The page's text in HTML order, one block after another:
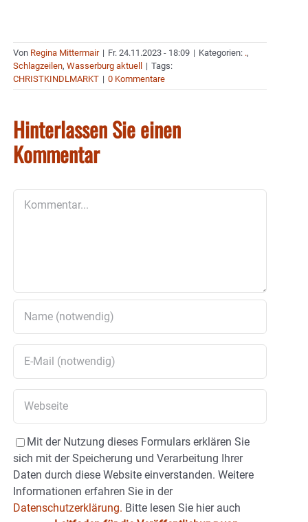
Von Regina Mittermair | Fr. 24.11.2023 - 18:09 | Kategorien: .,
Schlagzeilen, Wasserburg aktuell | Tags:
CHRISTKINDLMARKT | 0 Kommentare
Hinterlassen Sie einen
Kommentar
Mit der Nutzung dieses Formulars erklären Sie
sich mit der Speicherung und Verarbeitung Ihrer
Daten durch diese Website einverstanden. Weitere
Informationen erfahren Sie in der
Datenschutzerklärung. Bitte lesen Sie hier auch